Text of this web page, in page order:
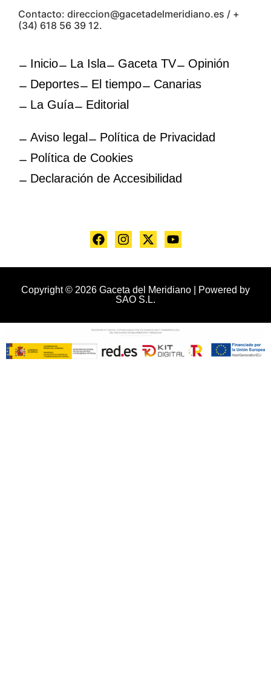
Contacto: direccion@gacetadelmeridiano.es / +
(34) 618 56 39 12.
Inicio La Isla Gaceta TV
Opinión
Deportes
El tiempo
Canarias
La Guía
Editorial
Aviso legal
Política de Privacidad
Política de Cookies
Declaración de Accesibilidad
Copyright © 2026 Gaceta del Meridiano | Powered by
SAO S.L.